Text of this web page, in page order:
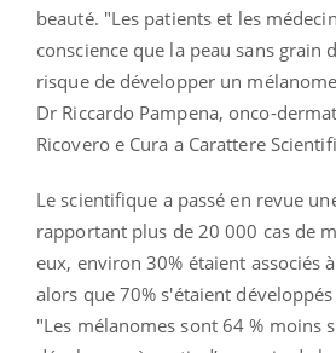
beauté. "Les patients et les
conscience que la peau sans grain
risque de développer un
Dr Riccardo Pampena, onco-
Ricovero e Cura a Carattere
Le scientifique a passé en revue
rapportant plus de 20 000 cas de
eux, environ 30% étaient associés
alors que 70% s'étaient
"Les mélanomes sont 64 % moins